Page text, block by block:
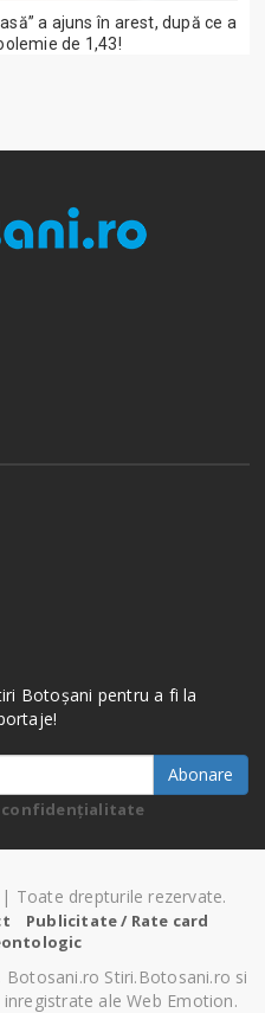
a ajuns în arest, după ce a
de 1,43!
Botoșani pentru a fi la
Abonare
confidențialitate
| Toate drepturile rezervate.
Publicitate / Rate card
Stiri.Botosani.ro si
ale Web Emotion.